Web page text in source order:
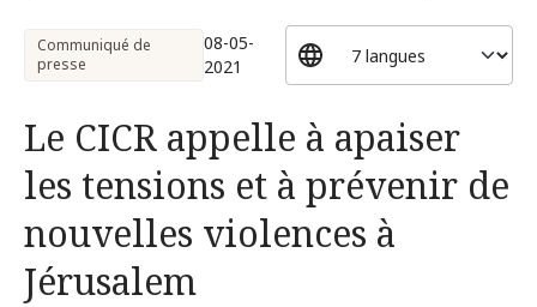
Communiqué de
presse
08-05-
2021
Le CICR appelle à apaiser
les tensions et à prévenir de
nouvelles violences à
Jérusalem